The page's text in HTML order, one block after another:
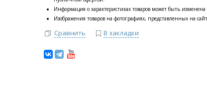
Информация о характеристиках товаров может быть
Изображения товаров на фотографиях, представленных на
Сравнить В закладки